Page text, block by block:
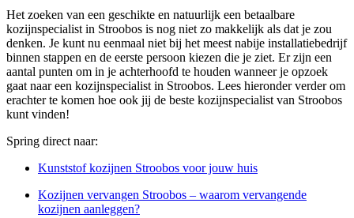
Het zoeken van een geschikte en natuurlijk een betaalbare
kozijnspecialist in Stroobos is nog niet zo makkelijk als dat je zou
denken. Je kunt nu eenmaal niet bij het meest nabije installatiebedrijf
binnen stappen en de eerste persoon kiezen die je ziet. Er zijn een
aantal punten om in je achterhoofd te houden wanneer je opzoek
gaat naar een kozijnspecialist in Stroobos. Lees hieronder verder om
erachter te komen hoe ook jij de beste kozijnspecialist van Stroobos
kunt vinden!
Spring direct naar:
Kunststof kozijnen Stroobos voor jouw huis
Kozijnen vervangen Stroobos – waarom vervangende
kozijnen aanleggen?